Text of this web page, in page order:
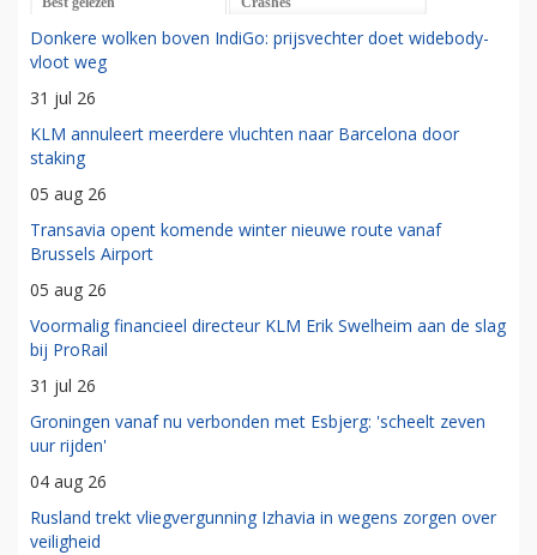
Donkere wolken boven IndiGo: prijsvechter doet widebody-
vloot weg
31 jul 26
KLM annuleert meerdere vluchten naar Barcelona door
staking
05 aug 26
Transavia opent komende winter nieuwe route vanaf
Brussels Airport
05 aug 26
Voormalig financieel directeur KLM Erik Swelheim aan de slag
bij ProRail
31 jul 26
Groningen vanaf nu verbonden met Esbjerg: 'scheelt zeven
uur rijden'
04 aug 26
Rusland trekt vliegvergunning Izhavia in wegens zorgen over
veiligheid